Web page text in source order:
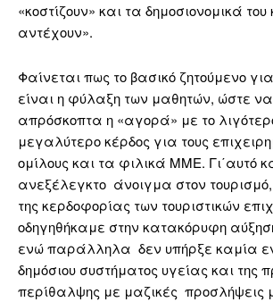
«κοστίζουν» και τα δημοσιονομικά
αντέχουν».
Φαίνεται πως το βασικό ζητούμενο
είναι η φύλαξη των μαθητών, ώστε να
απρόσκοπτα η «αγορά» με το
μεγαλύτερο κέρδος για τους
ομίλους και τα φιλικά ΜΜΕ. Γι΄αυτό
ανεξέλεγκτο άνοιγμα στον
της κερδοφορίας των τουριστικών
οδηγηθήκαμε στην κατακόρυφη
ενώ παράλληλα δεν υπήρξε καμία
δημόσιου συστήματος υγείας και της
περίθαλψης με μαζικές προσλήψεις